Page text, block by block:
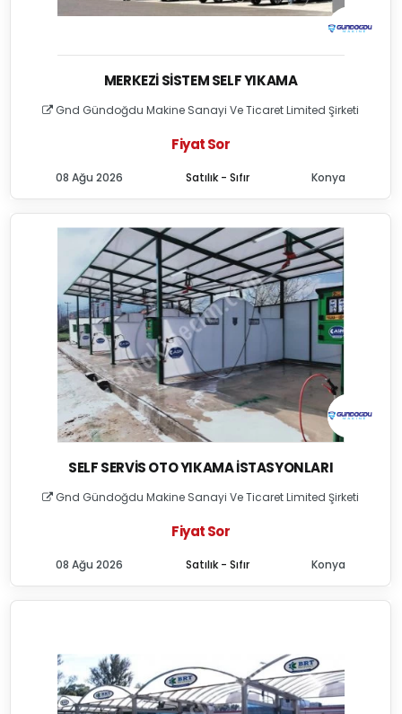
MERKEZI SISTEM SELF YIKAMA
Gnd Gündoğdu Makine Sanayi Ve Ticaret Limited Şirketi
Fiyat Sor
Satılık - Sıfır
08 Ağu 2026 Konya
SELF SERVIS OTO YIKAMA İSTASYONLARI
Gnd Gündoğdu Makine Sanayi Ve Ticaret Limited Şirketi
Fiyat Sor
Satılık - Sıfır
08 Ağu 2026 Konya